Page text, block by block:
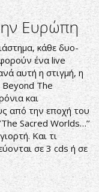
Ευρώπη
κάθε δυο-
ένα live
αυτή η στιγμή, η
Beyond The
και
από την εποχή του
Sacred Worlds…’’
Και τι
σε 3 cds ή σε